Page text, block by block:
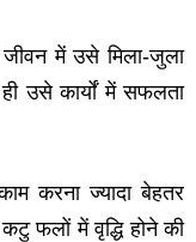
में उसे मिला-जुला
उसे कार्यों में सफलता
करना ज्यादा बेहतर
फलों में वृद्धि होने की